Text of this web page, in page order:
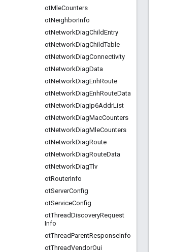
otMleCounters
otNeighborInfo
otNetworkDiagChildEntry
otNetworkDiagChildTable
otNetworkDiagConnectivity
otNetworkDiagData
otNetworkDiagEnhRoute
otNetworkDiagEnhRouteData
otNetworkDiagIp6AddrList
otNetworkDiagMacCounters
otNetworkDiagMleCounters
otNetworkDiagRoute
otNetworkDiagRouteData
otNetworkDiagTlv
otRouterInfo
otServerConfig
otServiceConfig
otThreadDiscoveryRequest
Info
otThreadParentResponseInfo
otThreadVendorOui